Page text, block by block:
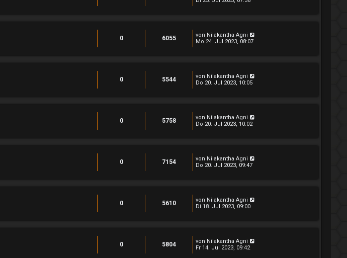
0 6055 von Nilakantha Agni
Mo 24. Jul 2023, 08:07
0 5544 von Nilakantha Agni
Do 20. Jul 2023, 10:05
0 5758 von Nilakantha Agni
Do 20. Jul 2023, 10:02
0 7154 von Nilakantha Agni
Do 20. Jul 2023, 09:47
0 5610 von Nilakantha Agni
Di 18. Jul 2023, 09:00
0 5804 von Nilakantha Agni
Fr 14. Jul 2023, 09:42